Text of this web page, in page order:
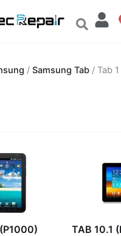
/ Samsung Tab / Tab 1
TAB 10.1